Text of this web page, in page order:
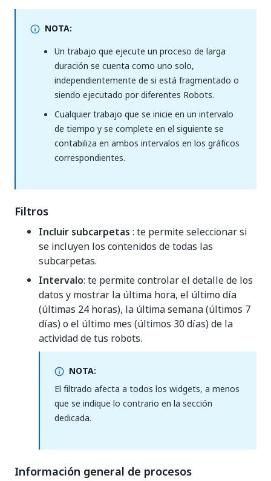
NOTA:
Un trabajo que ejecute un proceso de larga
duración se cuenta como uno solo,
independientemente de si está fragmentado o
siendo ejecutado por diferentes Robots.
Cualquier trabajo que se inicie en un intervalo
de tiempo y se complete en el siguiente se
contabiliza en ambos intervalos en los gráficos
correspondientes.
Filtros
Incluir subcarpetas : te permite seleccionar si
se incluyen los contenidos de todas las
subcarpetas.
Intervalo: te permite controlar el detalle de los
datos y mostrar la última hora, el último día
(últimas 24 horas), la última semana (últimos 7
días) o el último mes (últimos 30 días) de la
actividad de tus robots.
NOTA:
El filtrado afecta a todos los widgets, a menos
que se indique lo contrario en la sección
dedicada.
Información general de procesos